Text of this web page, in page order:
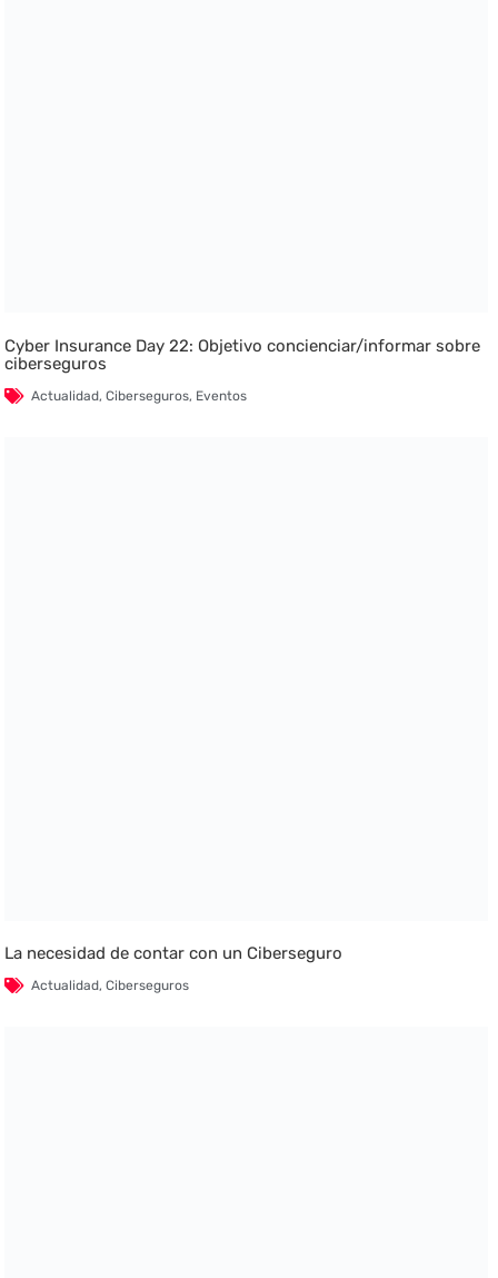
Cyber Insurance Day 22: Objetivo concienciar/informar sobre
ciberseguros
Actualidad,Ciberseguros, Eventos
La necesidad de contar con un Ciberseguro
Actualidad,Ciberseguros